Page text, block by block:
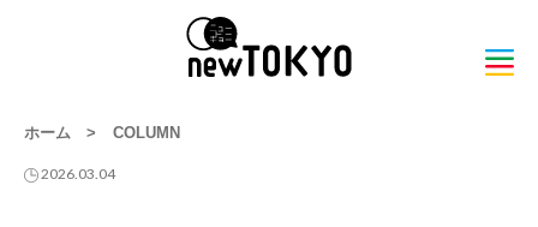
ホーム > COLUMN
2026.03.04